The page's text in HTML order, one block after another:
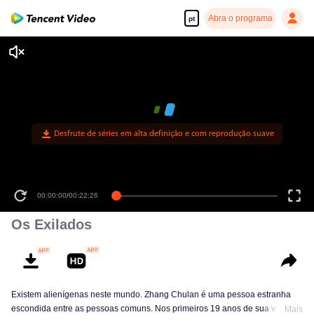
pt Abra o programa
Desfrute de séries em alta definição e com reprodução suave
00:00:00/00:22:26
Os Exilados
Existem alienígenas neste mundo. Zhang Chulan é uma pessoa estranha
escondida entre as pessoas comuns. Nos primeiros 19 anos de sua vida,Mais